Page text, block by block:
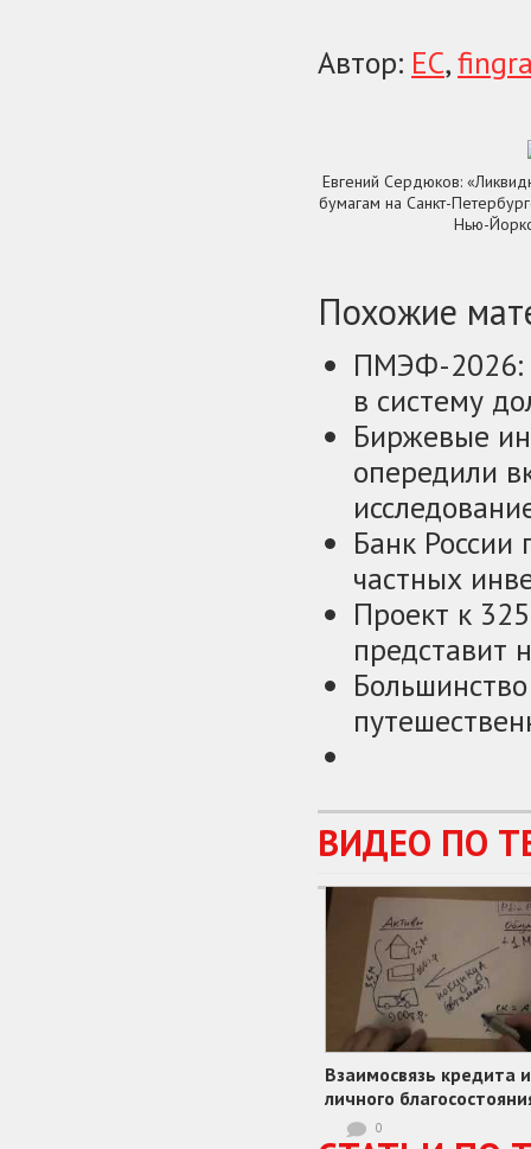
Автор: ЕС,
Евгений Сердюков:
бумагам на Санкт-
Нью-
Похожие
ПМЭФ-2026:
в систему
Биржевые
опередили
Банк
частных
Проект к
представит
ВИДЕО ПО
Взаимосвязь кредита и
личного
0